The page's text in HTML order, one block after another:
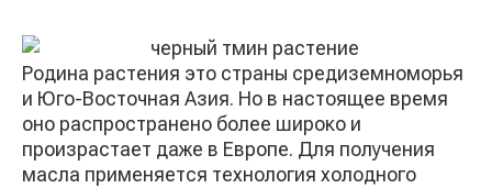
Родина растения это страны средиземноморья
и Юго-Восточная Азия. Но в настоящее время
оно распространено более широко и
произрастает даже в Европе. Для получения
масла применяется технология холодного